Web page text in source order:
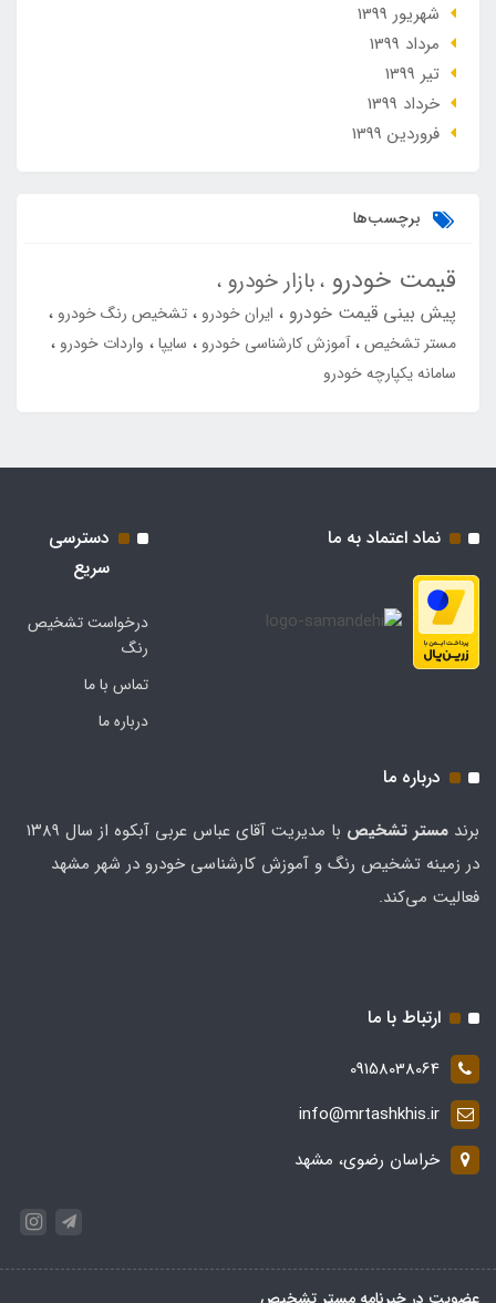
شهریور 1399
مرداد 1399
تير 1399
خرداد 1399
فروردین 1399
برچسب‌ها
قیمت خودرو بازار خودرو
پیش بینی قیمت خودرو ایران خودرو
تشخیص رنگ خودرو
مستر تشخیص آموزش کارشناسی خودرو سایپا
واردات خودرو
سامانه یکپارچه خودرو
نماد اعتماد به ما
دسترسی
سریع
درخواست تشخیص
رنگ
تماس با ما
درباره ما
درباره ما
برند مستر تشخيص
با مدیریت آقای عباس عربی آبکوه از سال ۱۳۸۹
در زمینه تشخیص رنگ و آموزش کارشناسی خودرو در شهر مشهد
فعالیت می‌کند.
ارتباط با ما
09158038064
info@mrtashkhis.ir
خراسان رضوی، مشهد